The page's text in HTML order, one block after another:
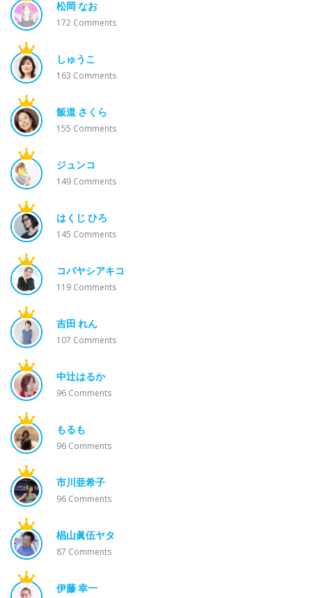
松岡 なお
172 Comments
しゅうこ
163 Comments
飯道 さくら
155 Comments
ジュンコ
149 Comments
はくじ ひろ
145 Comments
コバヤシアキコ
119 Comments
吉田 れん
107 Comments
中辻はるか
96 Comments
もるも
96 Comments
市川亜希子
96 Comments
椙山眞伍ヤタ
87 Comments
伊藤 幸一